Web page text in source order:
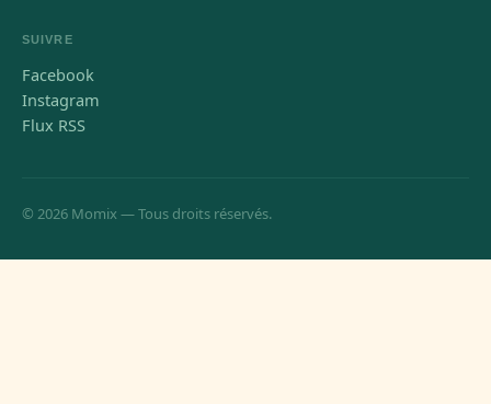
SUIVRE
Facebook
Instagram
Flux RSS
© 2026 Momix — Tous droits réservés.